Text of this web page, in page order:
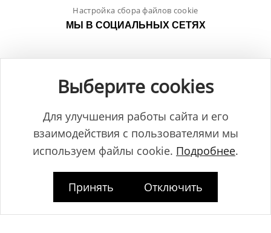
Настройка сбора файлов cookie
МЫ В СОЦИАЛЬНЫХ СЕТЯХ
выданное Главным управлением юстиции Гродненского
Выберите cookies
Для улучшения работы сайта и его
взаимодействия с пользователями мы
используем файлы cookie. Подробнее.
Принять Отключить